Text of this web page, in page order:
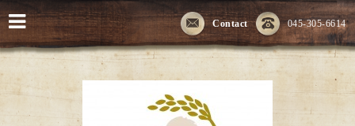
045-305-6614
Contact